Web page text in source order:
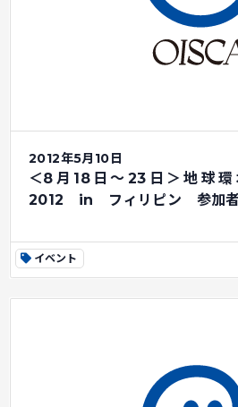
2012年5月10日
＜8月18日～23日＞地球
2012 in フィリピン 参加者
イベント